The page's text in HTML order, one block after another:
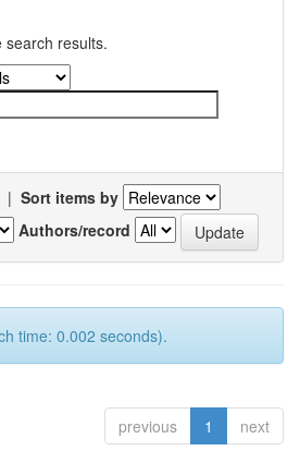
search results.
| Sort items by
Authors/record
time: 0.002 seconds).
previous 1 next